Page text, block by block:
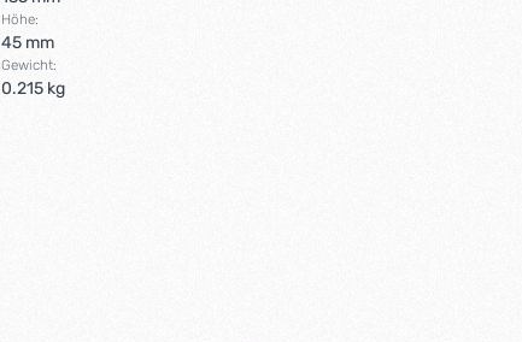
Höhe:
45 mm
Gewicht:
0.215 kg